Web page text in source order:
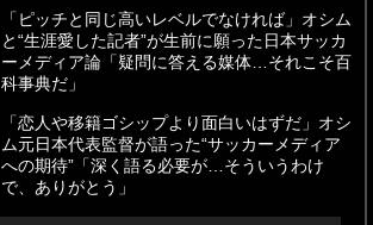
「ピッチと同じ高いレベルでなければ」オシム
と“生涯愛した記者”が生前に願った日本サッカ
ーメディア論「疑問に答える媒体…それこそ百
科事典だ」
「恋人や移籍ゴシップより面白いはずだ」オシ
ム元日本代表監督が語った“サッカーメディア
への期待”「深く語る必要が…そういうわけ
で、ありがとう」